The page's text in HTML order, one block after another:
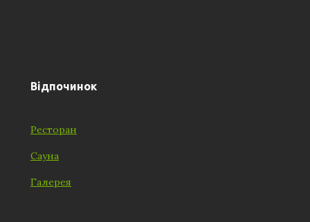
Відпочинок
Ресторан
Сауна
Галерея